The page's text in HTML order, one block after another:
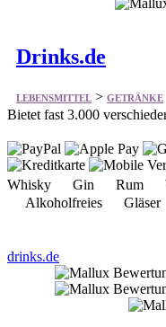
Drinks.de
LEBENSMITTEL > GETRÄNKE
Bietet fast 3.000
Whisky Gin Rum
Alkoholfreies
drinks.de